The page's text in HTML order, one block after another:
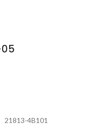
21813-4B101